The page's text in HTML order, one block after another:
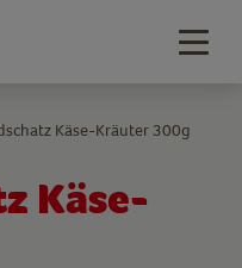
Käse-
Käse-Kräuter 300g